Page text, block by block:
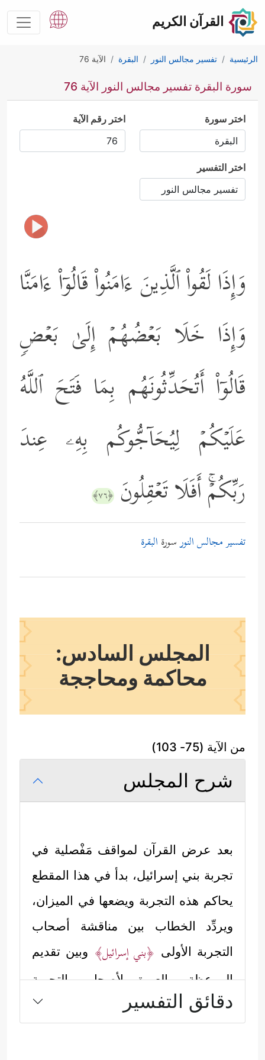
القرآن الكريم
الرئيسية تفسير مجالس النور البقرة الآية 76
سورة البقرة تفسير مجالس النور الآية 76
اختر سورة اختر رقم الآية
اختر التفسير
وَإِذَا لَقُواْ ٱلَّذِینَ ءَامَنُواْ قَالُوۤاْ ءَامَنَّا
وَإِذَا خَلَا بَعۡضُهُمۡ إِلَىٰ بَعۡضࣲ
قَالُوۤاْ أَتُحَدِّثُونَهُم بِمَا فَتَحَ ٱللَّهُ
عَلَیۡكُمۡ لِیُحَاۤجُّوكُم بِهِۦ عِندَ
رَبِّكُمۡۚ أَفَلَا تَعۡقِلُونَ ﴿٧٦﴾
تفسير مجالس النورسورة البقرة
المجلس السادس:
محاكمة ومحاججة
من الآية (75- 103)
شرح المجلس
بعد عرض القرآن لمواقف مَفْصلية في
تجربة بني إسرائيل، بدأ في هذا المقطع
يحاكم هذه التجربة ويضعها في الميزان،
ويردِّد الخطاب بين مناقشة أصحاب
التجربة الأولى ﴿بني إسرائيل﴾ وبين تقديم
الموعظة والعبرة لأصحاب التجربة
الجديدة﴿المسلمين﴾:
دقائق التفسير